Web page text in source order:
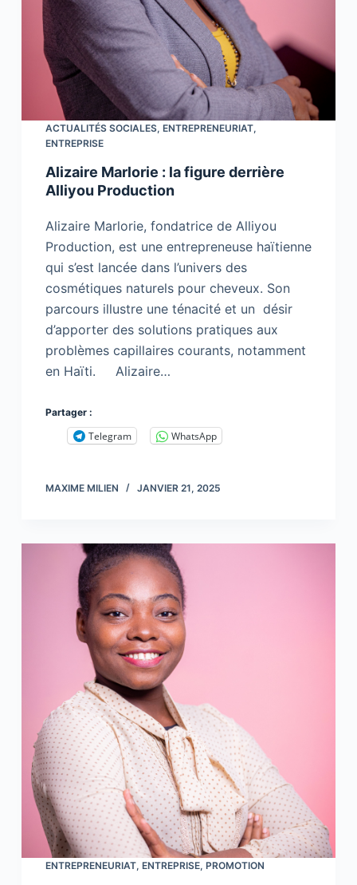
ACTUALITÉS SOCIALES, ENTREPRENEURIAT,
ENTREPRISE
Alizaire Marlorie : la figure derrière
Alliyou Production
Alizaire Marlorie, fondatrice de Alliyou
Production, est une entrepreneuse haïtienne
qui s’est lancée dans l’univers des
cosmétiques naturels pour cheveux. Son
parcours illustre une ténacité et un désir
d’apporter des solutions pratiques aux
problèmes capillaires courants, notamment
en Haïti. Alizaire…
Partager :
Telegram WhatsApp
MAXIME MILIEN JANVIER 21, 2025
ENTREPRENEURIAT, ENTREPRISE, PROMOTION